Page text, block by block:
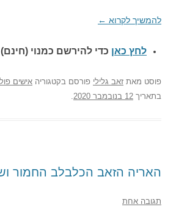
להמשיך לקרוא ←
לחץ כאן כדי להירשם כמנוי
פוסט מאת זאב גלילי פורסם בקטגוריה אישים
בתאריך 12 בנובמבר 2020 .
האריה הזאב הכלבלב החמור
תגובה אחת